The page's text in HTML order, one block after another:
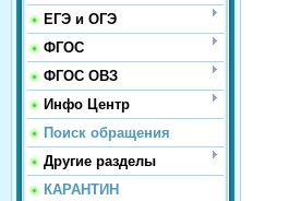
ЕГЭ и ОГЭ
ФГОС
ФГОС ОВЗ
Инфо Центр
Поиск обращения
Другие разделы
КАРАНТИН